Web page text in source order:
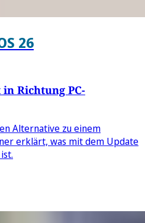
26
Richtung PC-
Alternative zu einem
erklärt, was mit dem Update